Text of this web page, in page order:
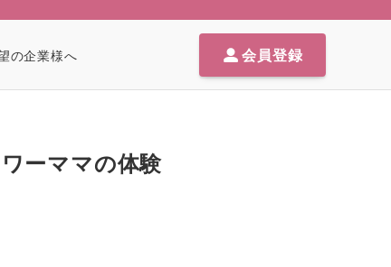
の企業様へ 会員登録
ーママの体験